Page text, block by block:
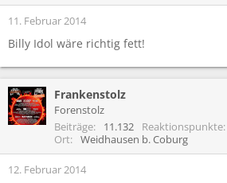
11. Februar 2014
Billy Idol wäre richtig fett!
Frankenstolz
Forenstolz
Beiträge
11.132 Reaktionspunkte
Ort
Weidhausen b. Coburg
12. Februar 2014